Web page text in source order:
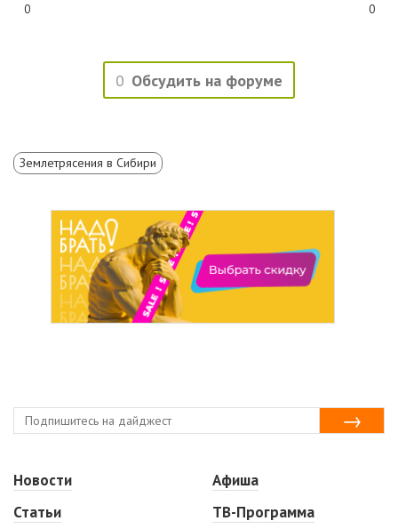
0 0
0 Обсудить на форуме
Землетрясения в Сибири
Новости
Статьи
Афиша
ТВ-Программа